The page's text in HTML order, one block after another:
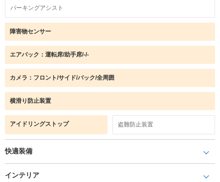
パーキングアシスト
障害物センサー
エアバック：運転席/助手席/-/-
カメラ：フロント/サイド/バック/全周囲
横滑り防止装置
アイドリングストップ 盗難防止装置
快適装備
インテリア